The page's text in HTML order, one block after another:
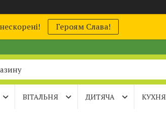
Героям Слава!
ВІТАЛЬНЯ ДИТЯЧА КУХНЯ